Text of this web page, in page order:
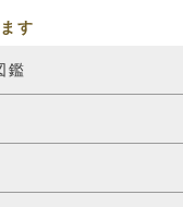
す
鑑